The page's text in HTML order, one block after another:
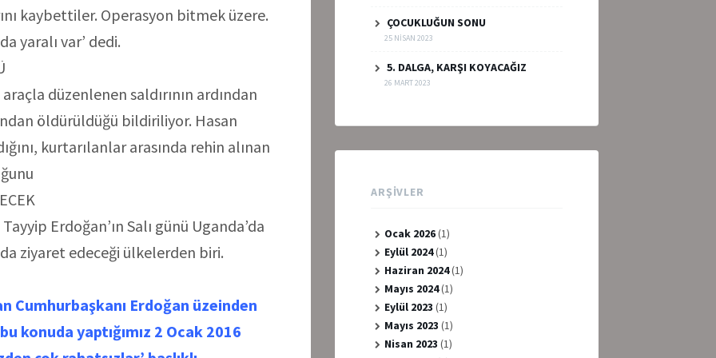
kaybettiler. Operasyon bitmek üzere.
yaralı var’ dedi.
düzenlenen saldırının ardından
öldürüldüğü bildiriliyor. Hasan
kurtarılanlar arasında rehin alınan
Erdoğan’ın Salı günü Uganda’da
ziyaret edeceği ülkelerden biri.
Cumhurbaşkanı Erdoğan üzeinden
konuda yaptığımız 2 Ocak 2016
ÇOCUKLUĞUN SONU
25 NISAN 2023
5. DALGA, KARŞI KOYACAĞIZ
26 MART 2023
ARŞIVLER
Ocak 2026(1)
Eylül 2024(1)
Haziran 2024(1)
Mayıs 2024(1)
Eylül 2023 (1)
Mayıs 2023 (1)
Nisan 2023 (1)